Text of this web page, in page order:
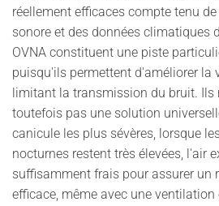
réellement efficaces compte tenu
sonore et des données climatiques
OVNA constituent une piste
puisqu'ils permettent d'améliorer la
limitant la transmission du bruit. Ils
toutefois pas une solution
canicule les plus sévères, lorsque
nocturnes restent très élevées, l'air
suffisamment frais pour assurer un
efficace, même avec une